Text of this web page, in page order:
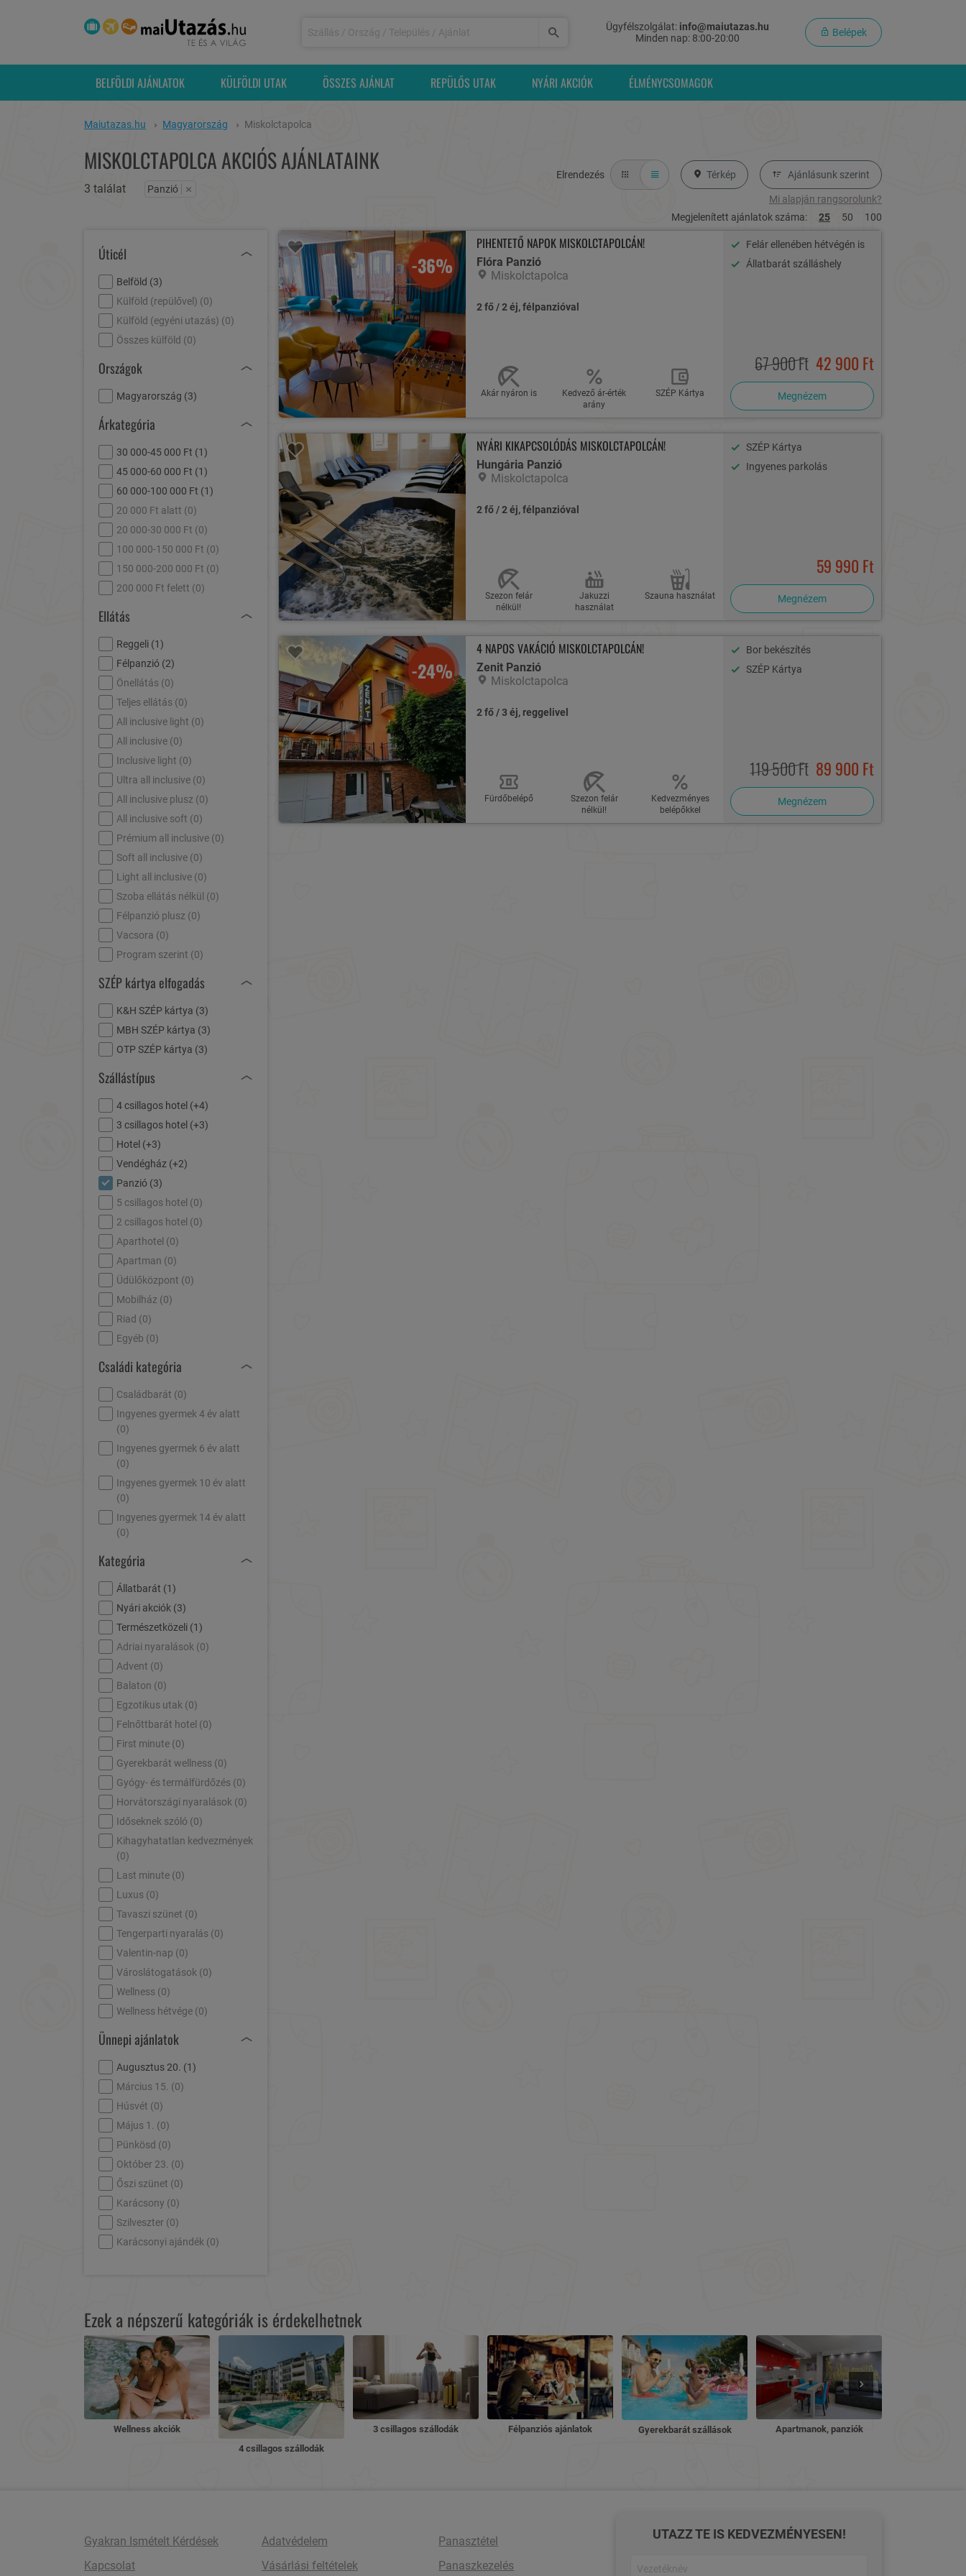
Ügyfélszolgálat: info@maiutazas.hu
Minden nap: 8:00-20:00
Belépek
BELFÖLDI AJÁNLATOK KÜLFÖLDI UTAK ÖSSZES AJÁNLAT REPÜLŐS UTAK NYÁRI AKCIÓK ÉLMÉNYCSOMAGOK
Maiutazas.hu Magyarország Miskolctapolca
MISKOLCTAPOLCA AKCIÓS AJÁNLATAINK
3 találat Panzió ×
Elrendezés Térkép Ajánlásunk szerint
Mi alapján rangsorolunk?
Megjelenített ajánlatok száma:
25 50 100
Úticél
Belföld (3)
Külföld (repülővel) (0)
Külföld (egyéni utazás) (0)
Összes külföld (0)
Országok
Magyarország (3)
Árkategória
30 000-45 000 Ft (1)
45 000-60 000 Ft (1)
60 000-100 000 Ft (1)
20 000 Ft alatt (0)
20 000-30 000 Ft (0)
100 000-150 000 Ft (0)
150 000-200 000 Ft (0)
200 000 Ft felett (0)
Ellátás
Reggeli (1)
Félpanzió (2)
Önellátás (0)
Teljes ellátás (0)
All inclusive light (0)
All inclusive (0)
Inclusive light (0)
Ultra all inclusive (0)
All inclusive plusz (0)
All inclusive soft (0)
Prémium all inclusive (0)
Soft all inclusive (0)
Light all inclusive (0)
Szoba ellátás nélkül (0)
Félpanzió plusz (0)
Vacsora (0)
Program szerint (0)
SZÉP kártya elfogadás
K&H SZÉP kártya (3)
MBH SZÉP kártya (3)
OTP SZÉP kártya (3)
Szállástípus
4 csillagos hotel (+4)
3 csillagos hotel (+3)
Hotel (+3)
Vendégház (+2)
Panzió (3)
5 csillagos hotel (0)
2 csillagos hotel (0)
Aparthotel (0)
Apartman (0)
Üdülőközpont (0)
Mobilház (0)
Riad (0)
Egyéb (0)
Családi kategória
Családbarát (0)
Ingyenes gyermek 4 év alatt
(0)
Ingyenes gyermek 6 év alatt
(0)
Ingyenes gyermek 10 év alatt
(0)
Ingyenes gyermek 14 év alatt
(0)
Kategória
Állatbarát (1)
Nyári akciók (3)
Természetközeli (1)
Adriai nyaralások (0)
Advent (0)
Balaton (0)
Egzotikus utak (0)
Felnőttbarát hotel (0)
First minute (0)
Gyerekbarát wellness (0)
Gyógy- és termálfürdőzés (0)
Horvátországi nyaralások (0)
Időseknek szóló (0)
Kihagyhatatlan kedvezmények
(0)
Last minute (0)
Luxus (0)
Tavaszi szünet (0)
Tengerparti nyaralás (0)
Valentin-nap (0)
Városlátogatások (0)
Wellness (0)
Wellness hétvége (0)
Ünnepi ajánlatok
Augusztus 20. (1)
Március 15. (0)
Húsvét (0)
Május 1. (0)
Pünkösd (0)
Október 23. (0)
Őszi szünet (0)
Karácsony (0)
Szilveszter (0)
Karácsonyi ajándék (0)
-36%
PIHENTETŐ NAPOK MISKOLCTAPOLCÁN!
Flóra Panzió
Miskolctapolca
2 fő / 2 éj, félpanzióval
Akár nyáron is
Kedvező ár-érték
arány
SZÉP Kártya
Felár ellenében hétvégén is
Állatbarát szálláshely
67 900 Ft 42 900 Ft
Megnézem
NYÁRI KIKAPCSOLÓDÁS MISKOLCTAPOLCÁN!
Hungária Panzió
Miskolctapolca
2 fő / 2 éj, félpanzióval
Szezon felár
nélkül!
Jakuzzi
használat
Szauna használat
SZÉP Kártya
Ingyenes parkolás
59 990 Ft
Megnézem
-24%
4 NAPOS VAKÁCIÓ MISKOLCTAPOLCÁN!
Zenit Panzió
Miskolctapolca
2 fő / 3 éj, reggelivel
Fürdőbelépő
Szezon felár
nélkül!
Kedvezményes
belépőkkel
Bor bekészítés
SZÉP Kártya
119 500 Ft 89 900 Ft
Megnézem
Ezek a népszerű kategóriák is érdekelhetnek
Wellness akciók
4 csillagos szállodák
3 csillagos szállodák Félpanziós ajánlatok Gyerekbarát szállások Apartmanok, panziók
Gyakran Ismételt Kérdések
Kapcsolat
Adatvédelem
Vásárlási feltételek
Panasztétel
Panaszkezelés
UTAZZ TE IS KEDVEZMÉNYESEN!